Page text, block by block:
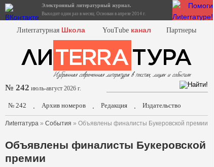
Электронный литературный журнал.
Выходит один раз в месяц. Основан в апреле 2014 г.
Лиterraтурная Школа YouTube канал Партнеры
№ 242 июль-август 2026 г.
№ 242 . Архив номеров . Редакция . Издательство
Лиterraтура » События » Объявлены финалисты Букеровской премии
Объявлены финалисты Букеровской
премии